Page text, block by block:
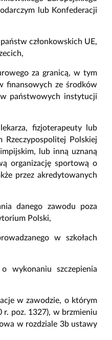
lub Konfederacji
członkowskich UE,
za granicą, w tym
finansowych ze środków
państwowych instytucji
fizjoterapeuty lub
Polskiej
lub inną uznaną
organizację sportową o
przez akredytowanych
danego zawodu poza
Polski,
w szkołach
wykonaniu szczepienia
w zawodzie, o którym
r. poz. 1327), w brzmieniu
w rozdziale 3b ustawy